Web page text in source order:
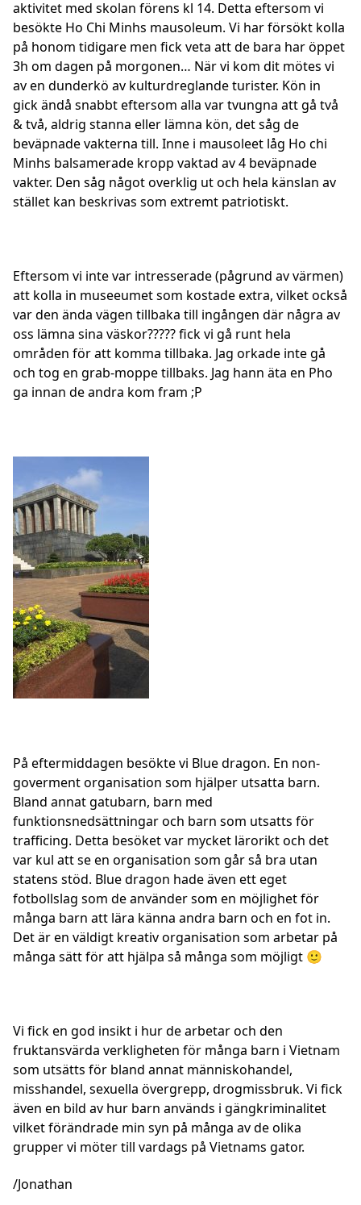
aktivitet med skolan förens kl 14. Detta eftersom vi
besökte Ho Chi Minhs mausoleum. Vi har försökt kolla
på honom tidigare men fick veta att de bara har öppet
3h om dagen på morgonen… När vi kom dit mötes vi
av en dunderkö av kulturdreglande turister. Kön in
gick ändå snabbt eftersom alla var tvungna att gå två
& två, aldrig stanna eller lämna kön, det såg de
beväpnade vakterna till. Inne i mausoleet låg Ho chi
Minhs balsamerade kropp vaktad av 4 beväpnade
vakter. Den såg något overklig ut och hela känslan av
stället kan beskrivas som extremt patriotiskt.
Eftersom vi inte var intresserade (pågrund av värmen)
att kolla in museeumet som kostade extra, vilket också
var den ända vägen tillbaka till ingången där några av
oss lämna sina väskor????? fick vi gå runt hela
områden för att komma tillbaka. Jag orkade inte gå
och tog en grab-moppe tillbaks. Jag hann äta en Pho
ga innan de andra kom fram ;P
På eftermiddagen besökte vi Blue dragon. En non-
goverment organisation som hjälper utsatta barn.
Bland annat gatubarn, barn med
funktionsnedsättningar och barn som utsatts för
trafficing. Detta besöket var mycket lärorikt och det
var kul att se en organisation som går så bra utan
statens stöd. Blue dragon hade även ett eget
fotbollslag som de använder som en möjlighet för
många barn att lära känna andra barn och en fot in.
Det är en väldigt kreativ organisation som arbetar på
många sätt för att hjälpa så många som möjligt 🙂
Vi fick en god insikt i hur de arbetar och den
fruktansvärda verkligheten för många barn i Vietnam
som utsätts för bland annat människohandel,
misshandel, sexuella övergrepp, drogmissbruk. Vi fick
även en bild av hur barn används i gängkriminalitet
vilket förändrade min syn på många av de olika
grupper vi möter till vardags på Vietnams gator.
/Jonathan